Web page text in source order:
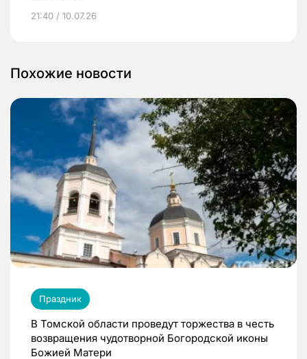
21:40 / 10.07.26
Похожие новости
Праздник
В Томской области проведут торжества в честь
возвращения чудотворной Богородской иконы
Божией Матери